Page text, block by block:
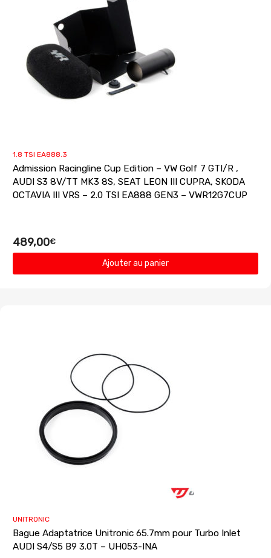
1.8 TSI EA888.3
Admission Racingline Cup Edition – VW Golf 7 GTI/R ,
AUDI S3 8V/TT MK3 8S, SEAT LEON III CUPRA, SKODA
OCTAVIA III VRS – 2.0 TSI EA888 GEN3 – VWR12G7CUP
489,00€
Ajouter au panier
UNITRONIC
Bague Adaptatrice Unitronic 65.7mm pour Turbo Inlet
AUDI S4/S5 B9 3.0T – UH053-INA